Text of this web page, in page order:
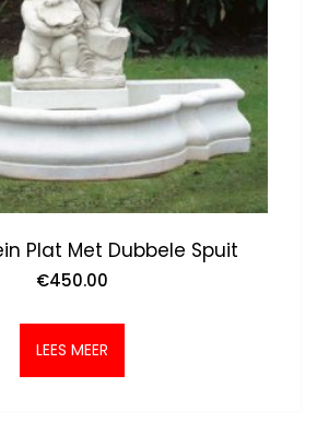
Plat Met Dubbele Spuit
€450.00
LEES MEER